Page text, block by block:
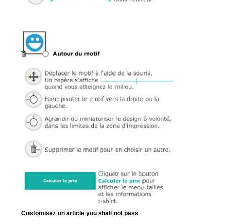
Customisez un article you shall not pass